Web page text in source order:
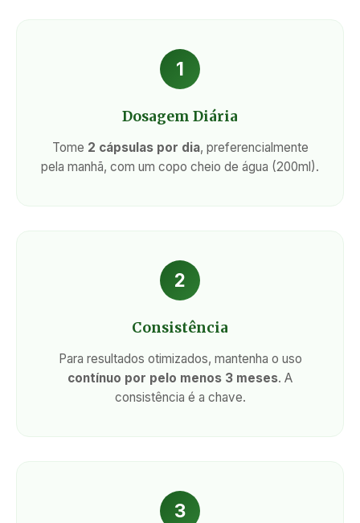
1
Dosagem Diária
Tome 2 cápsulas por dia, preferencialmente
pela manhã, com um copo cheio de água (200ml).
2
Consistência
Para resultados otimizados, mantenha o uso
contínuo por pelo menos 3 meses. A
consistência é a chave.
3